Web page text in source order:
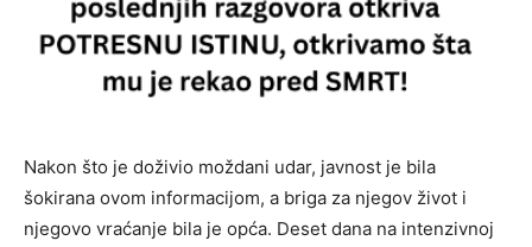
Nakon što je doživio moždani udar, javnost je bila
šokirana ovom informacijom, a briga za njegov život i
njegovo vraćanje bila je opća. Deset dana na intenzivnoj